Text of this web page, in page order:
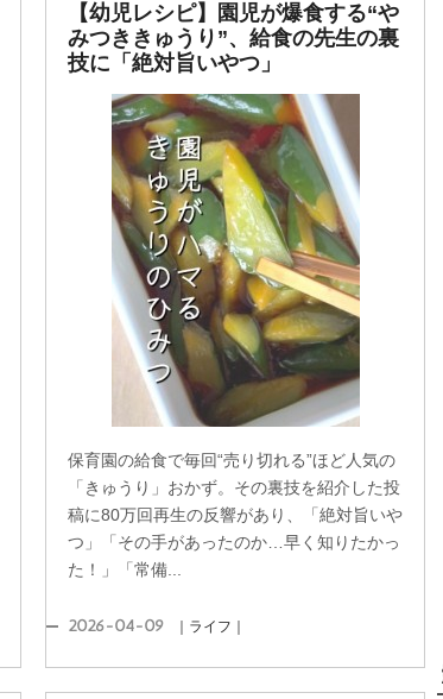
【幼児レシピ】園児が爆食する“
みつききゅうり”、給食の先生の裏
技に「絶対旨いやつ」
保育園の給食で毎回“売り切れる”ほど人気の
「きゅうり」おかず。その裏技を紹介した投
稿に80万回再生の反響があり、「絶対旨い
つ」「その手があったのか…早く知りたかっ
た！」「常備...
2026-04-09 ｜ライフ｜